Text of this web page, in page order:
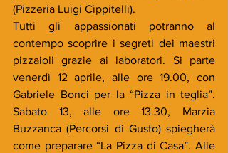
(Pizzeria Luigi Cippitelli).
Tutti gli appassionati potranno al
contempo scoprire i segreti dei maestri
pizzaioli grazie ai laboratori. Si parte
venerdì 12 aprile, alle ore 19.00, con
Gabriele Bonci per la “Pizza in teglia”.
Sabato 13, alle ore 13.30, Marzia
Buzzanca (Percorsi di Gusto) spiegherà
come preparare “La Pizza di Casa”. Alle